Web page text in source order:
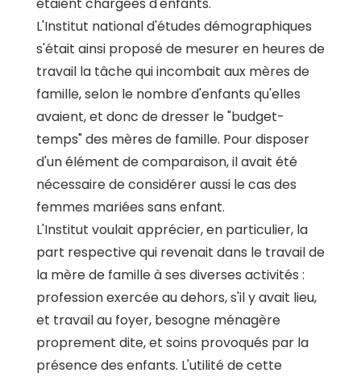
L'Institut national d'études démographiques
s'était ainsi proposé de mesurer en heures de
travail la tâche qui incombait aux mères de
famille, selon le nombre d'enfants qu'elles
avaient, et donc de dresser le "budget-
temps" des mères de famille. Pour disposer
d'un élément de comparaison, il avait été
nécessaire de considérer aussi le cas des
femmes mariées sans enfant.
L'Institut voulait apprécier, en particulier, la
part respective qui revenait dans le travail de
la mère de famille à ses diverses activités :
profession exercée au dehors, s'il y avait lieu,
et travail au foyer, besogne ménagère
proprement dite, et soins provoqués par la
présence des enfants. L'utilité de cette